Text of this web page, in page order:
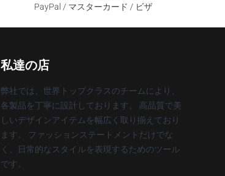
PayPal / マスターカード / ビザ
私達の店
弊社では、世界トップクラスのチームにより、
各製品を丁寧に設計しております。 高品質で美
しいデザインアイテムを幅広く取り揃えており
ます。 ファッションステートメントだけでな
く、日常的なスタイルを表現するためのツール
です。